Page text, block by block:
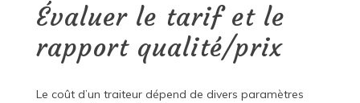
Évaluer le tarif et le
rapport qualité/prix
Le coût d’un traiteur dépend de divers paramètres